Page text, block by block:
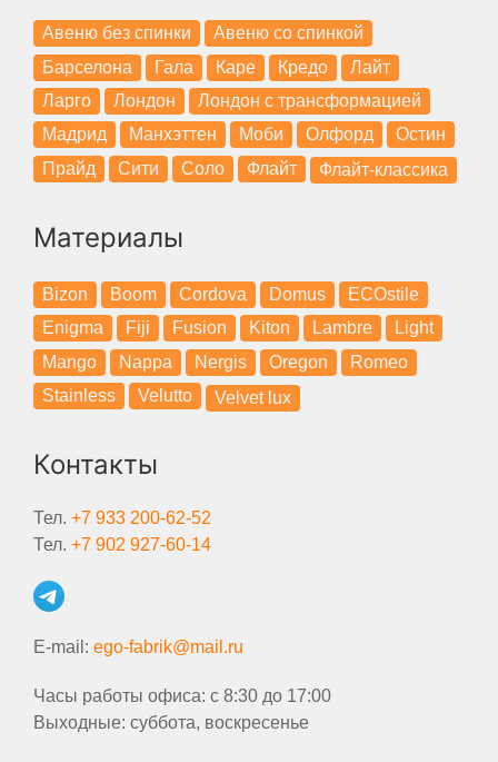
Авеню без спинки
Авеню со спинкой
Барселона
Гала Каре Кредо
Лайт
Ларго
Лондон
Лондон с трансформацией
Мадрид
Манхэттен Моби Олфорд
Остин
Прайд
Сити Соло Флайт Флайт-классика
Материалы
Bizon Boom Cordova Domus
ECOstile
Enigma
Fiji Fusion Kiton Lambre
Light
Mango
Nappa Nergis Oregon
Romeo
Stainless
Velutto Velvet lux
Контакты
Тел. +7 933 200-62-52
Тел. +7 902 927-60-14
E-mail: ego-fabrik@mail.ru
Часы работы офиса: с 8:30 до 17:00
Выходные: суббота, воскресенье